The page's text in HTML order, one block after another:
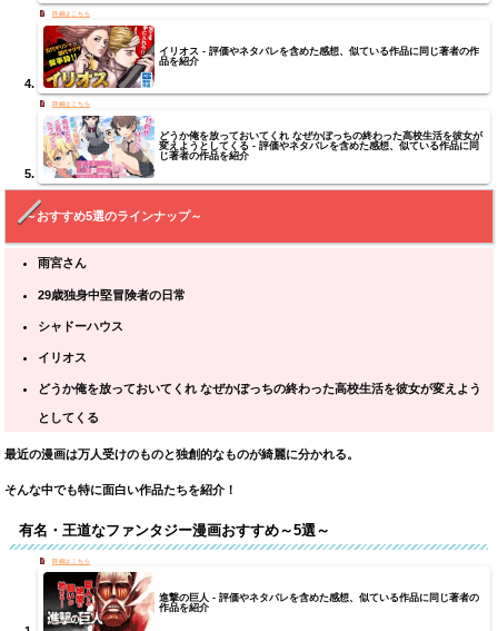
イリオス - 評価やネタバレを含めた感想、似ている作品に同じ著者の作
品を紹介
どうか俺を放っておいてくれ なぜかぼっちの終わった高校生活を彼女が
変えようとしてくる - 評価やネタバレを含めた感想、似ている作品に同
じ著者の作品を紹介
～おすすめ5選のラインナップ～
雨宮さん
29歳独身中堅冒険者の日常
シャドーハウス
イリオス
どうか俺を放っておいてくれ なぜかぼっちの終わった高校生活を彼女が変えよう
としてくる
最近の漫画は万人受けのものと独創的なものが綺麗に分かれる。
そんな中でも特に面白い作品たちを紹介！
有名・王道なファンタジー漫画おすすめ～5選～
進撃の巨人 - 評価やネタバレを含めた感想、似ている作品に同じ著者の
作品を紹介